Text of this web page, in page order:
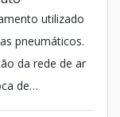
utilizado
pneumáticos.
da rede de ar
de